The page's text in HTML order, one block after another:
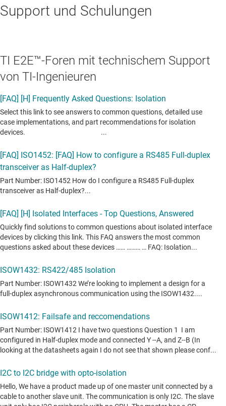
Support und Schulungen
TI E2E™-Foren mit technischem Support
von TI-Ingenieuren